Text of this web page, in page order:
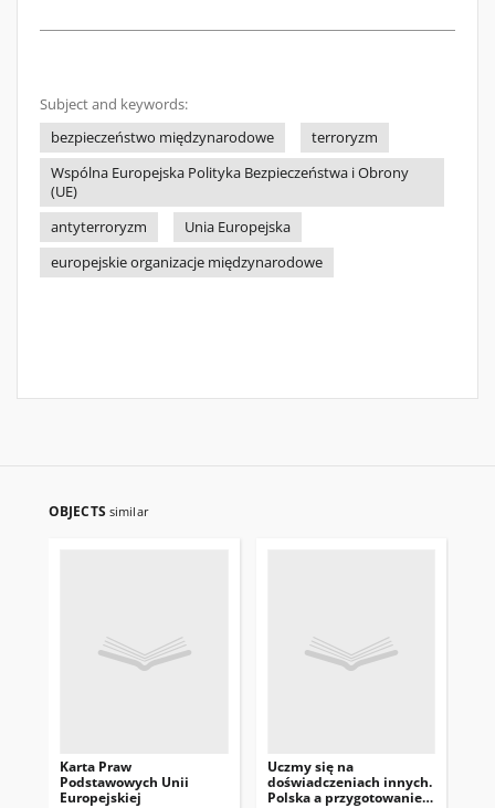
Subject and keywords:
bezpieczeństwo międzynarodowe
terroryzm
Wspólna Europejska Polityka Bezpieczeństwa i Obrony
(UE)
antyterroryzm
Unia Europejska
europejskie organizacje międzynarodowe
OBJECTS similar
Karta Praw
Podstawowych Unii
Europejskiej
Uczmy się na
doświadczeniach innych.
Polska a przygotowanie